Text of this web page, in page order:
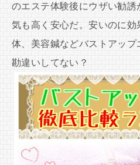
のエステ体験後にウザい勧誘
気も高く安心だ。安いのに
体、美容鍼などバストアッ
勘違いしてない？